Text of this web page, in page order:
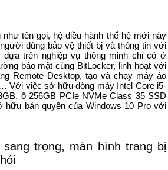
như tên gọi, hệ điều hành thế hệ mới này
dùng bảo vệ thiết bị và thông tin với
dựa trên nghiệp vụ thông minh chỉ có ở
bảo mật cùng BitLocker, linh hoạt với
Remote Desktop, tạo và chạy máy ảo
Với việc sở hữu dòng máy Intel Core i5-
ổ 256GB PCIe NVMe Class 35 SSD
hữu bản quyền của Windows 10 Pro với
trọng, màn hình trang bị